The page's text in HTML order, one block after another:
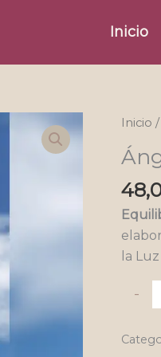
Inicio
Inicio /
la
-